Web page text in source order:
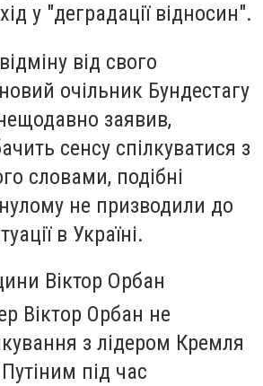
у "деградації відносин".
від свого
очільник Бундестагу
заявив,
сенсу спілкуватися з
словами, подібні
не призводили до
в Україні.
Віктор Орбан
Віктор Орбан не
з лідером Кремля
під час